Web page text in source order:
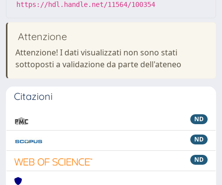
https://hdl.handle.net/11564/100354
Attenzione
Attenzione! I dati visualizzati non sono stati
sottoposti a validazione da parte dell'ateneo
Citazioni
ND
ND
ND